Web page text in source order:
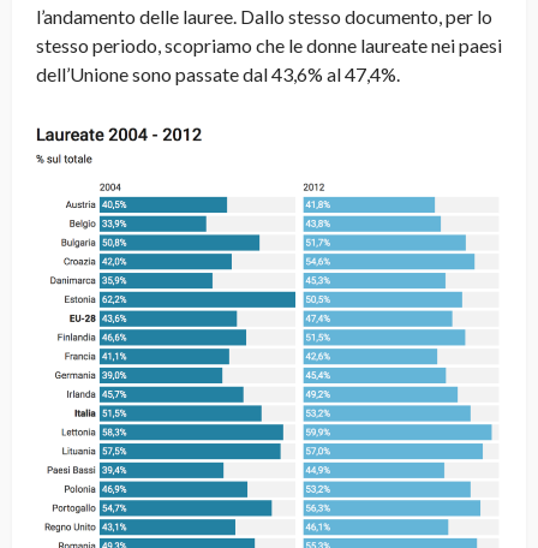
l’andamento delle lauree. Dallo stesso documento, per lo
stesso periodo, scopriamo che le donne laureate nei paesi
dell’Unione sono passate dal 43,6% al 47,4%.